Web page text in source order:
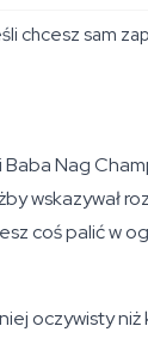
chcesz sam
Baba Nag
wskazywał
coś palić w
oczywisty